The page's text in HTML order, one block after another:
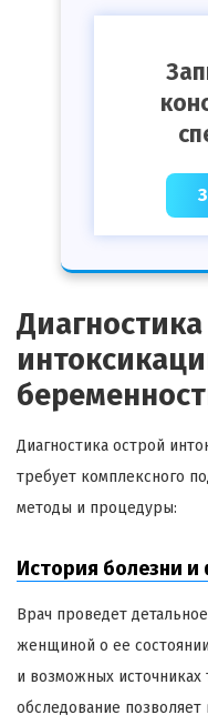
Диагностика острой
требует комплексного
методы и процедуры:
История болезни
Врач проведет
женщиной о ее
и возможных источниках
обследование